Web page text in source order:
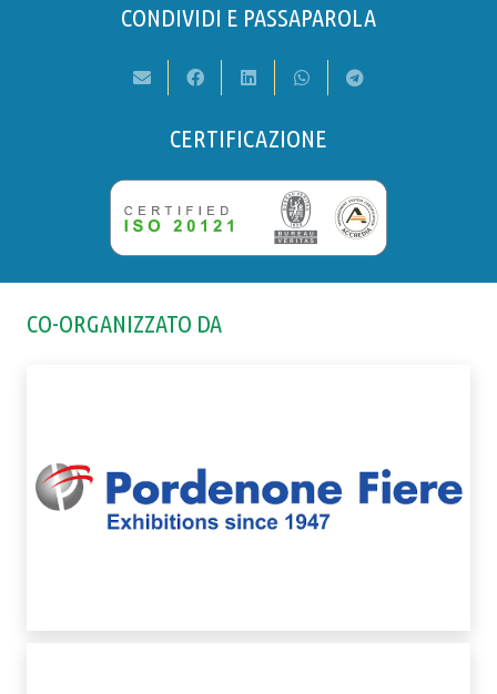
CONDIVIDI E PASSAPAROLA
CERTIFICAZIONE
CO-ORGANIZZATO DA